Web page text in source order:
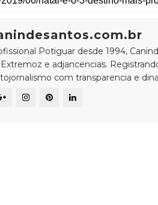
Potiguar desde 1994,
e adjancencias.
com transparencia e